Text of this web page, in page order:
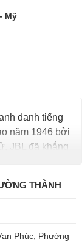
Mỹ
danh tiếng
năm 1946 bởi
JBL đã khẳng
loa karaoke
loa sub ô tô.
giàu năng
THÀNH
Phúc, Phường